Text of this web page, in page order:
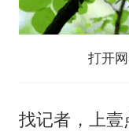
打开
找记者，上